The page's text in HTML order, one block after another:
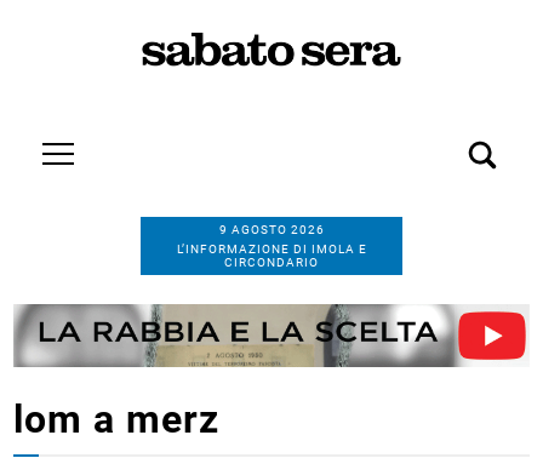
9 AGOSTO 2026
L’INFORMAZIONE DI IMOLA E
CIRCONDARIO
lom a merz